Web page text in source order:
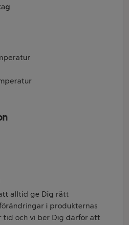
alltid ge Dig rätt
i produkternas
tid och vi ber Dig därför att